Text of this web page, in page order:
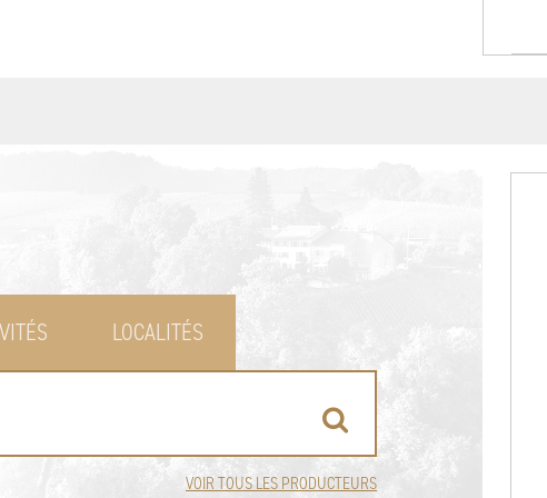
LOCALITÉS
VOIR TOUS LES PRODUCTEURS